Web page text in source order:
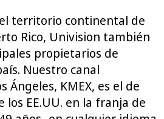
territorio continental de
Rico, Univision también
propietarios de
Nuestro canal
Ángeles, KMEX, es el de
los EE.UU. en la franja de